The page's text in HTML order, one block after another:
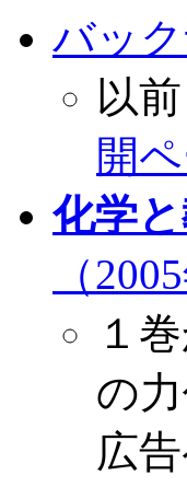
バッ
以
開
化学
（
１
の
広